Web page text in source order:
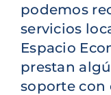
podemos
servicios
Espacio
prestan
soporte con